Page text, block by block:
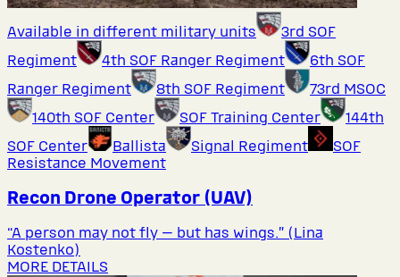
Available in different military units
3rd SOF
Regiment
4th SOF Ranger Regiment
6th SOF
Ranger Regiment
8th SOF Regiment
73rd MSOC
140th SOF Center
SOF Training Center
144th
SOF Center
Ballista Signal Regiment
SOF
Resistance Movement
Recon Drone Operator (UAV)
“A person may not fly — but has wings.” (Lina
Kostenko)
MORE DETAILS